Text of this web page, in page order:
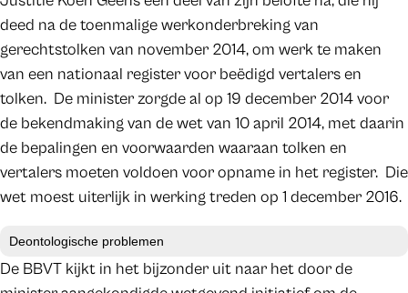
deed na de toenmalige werkonderbreking van
gerechtstolken van november 2014, om werk te maken
van een nationaal register voor beëdigd vertalers en
tolken. De minister zorgde al op 19 december 2014 voor
de bekendmaking van de wet van 10 april 2014, met daarin
de bepalingen en voorwaarden waaraan tolken en
vertalers moeten voldoen voor opname in het register. Die
wet moest uiterlijk in werking treden op 1 december 2016.
Deontologische problemen
De BBVT kijkt in het bijzonder uit naar het door de